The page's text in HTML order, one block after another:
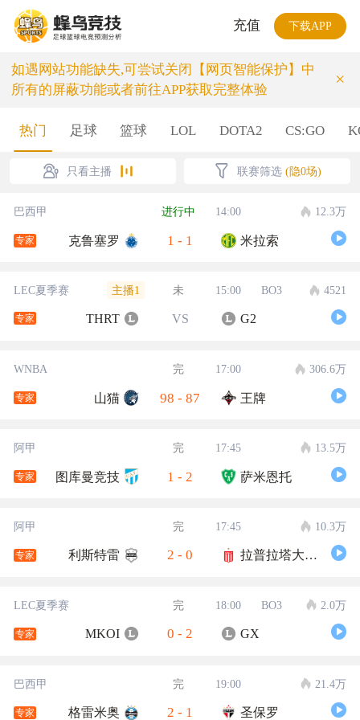
充值 下载APP
如遇网站功能缺失,可尝试关闭【网页智能保护】中
所有的屏蔽功能或者前往APP获取完整体验
×
热门 足球 篮球 LOL DOTA2 CS:GO
只看主播 联赛筛选 (隐0场)
巴西甲 进行中 14:00 12.3万
专家 克鲁塞罗 1 - 1 米拉索
LEC夏季赛 主播1 未 15:00 BO3 4521
专家 THRT VS G2
WNBA 完 17:00 306.6万
专家 山猫 98 - 87 王牌
阿甲 完 17:45 13.5万
专家 图库曼竞技 1 - 2 萨米恩托
阿甲 完 17:45 10.3万
专家 利斯特雷 2 - 0 拉普拉塔大学生
LEC夏季赛 完 18:00 BO3 2.0万
专家 MKOI 0 - 2 GX
巴西甲 完 19:00 21.4万
专家 格雷米奥 2 - 1 圣保罗